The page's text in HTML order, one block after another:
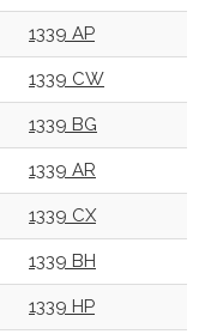
1339 AP
1339 CW
1339 BG
1339 AR
1339 CX
1339 BH
1339 HP